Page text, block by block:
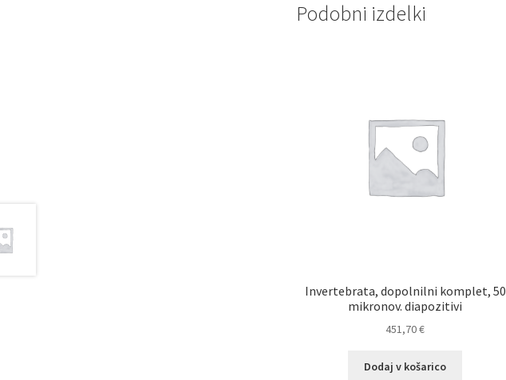
Podobni izdelki
Invertebrata, dopolnilni komplet, 50
mikronov. diapozitivi
451,70€
Dodaj v košarico